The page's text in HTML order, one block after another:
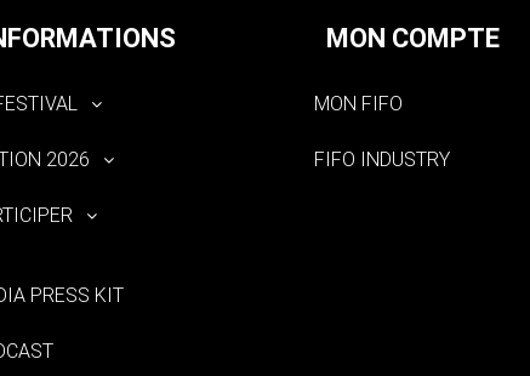
2026
PRESS KIT
MON COMPTE
MON FIFO
FIFO INDUSTRY